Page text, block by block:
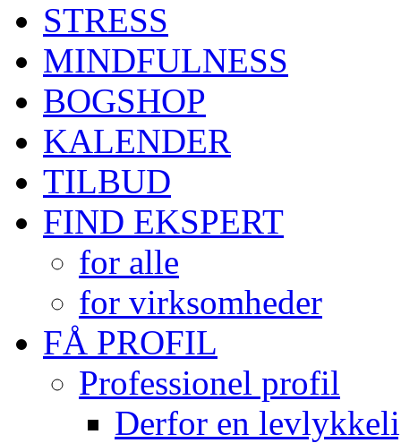
STRESS
MINDFULNESS
BOGSHOP
KALENDER
TILBUD
FIND EKSPERT
for alle
for virksomheder
FÅ PROFIL
Professionel profil
Derfor en